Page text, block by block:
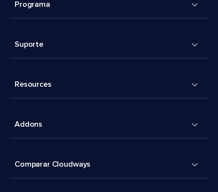
Programa
Suporte
Resources
Addons
Comparar Cloudways